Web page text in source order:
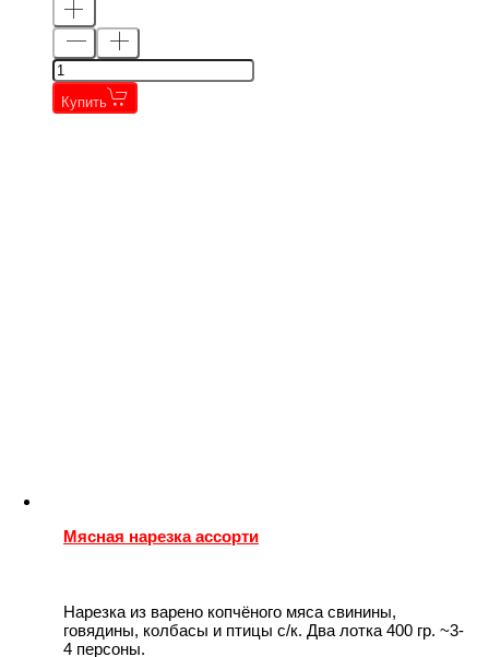
Купить
Мясная нарезка ассорти
Нарезка из варено копчёного мяса свинины,
говядины, колбасы и птицы с/к. Два лотка 400 гр. ~3-
4 персоны.